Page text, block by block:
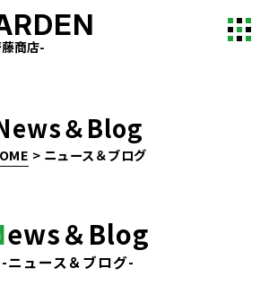
商店-
＆Blog
> ニュース＆ブログ
ews＆Blog
-ニュース＆ブログ-